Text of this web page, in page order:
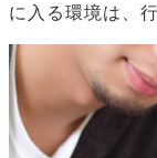
に入る環境は、